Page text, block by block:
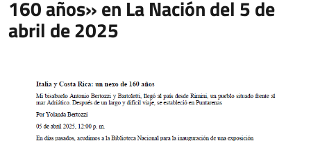
160 años» en La Nación del 5 de
abril de 2025